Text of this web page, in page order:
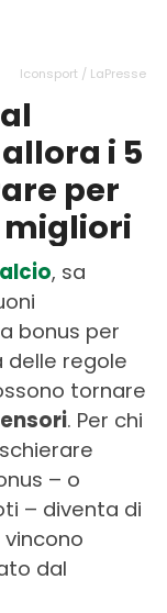
Iconsport / LaPresse
i 5
per
migliori
, sa
bonus per
delle regole
tornare
. Per chi
– o
– diventa di
dal